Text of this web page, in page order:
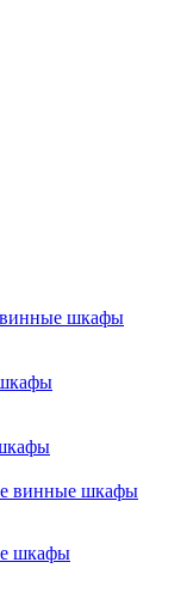
шкафы
винные шкафы
шкафы